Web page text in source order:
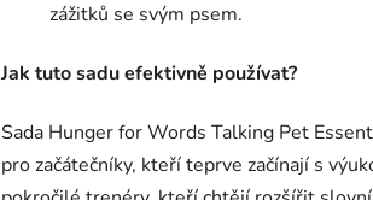
zážitků se svým psem.
Jak tuto sadu efektivně používat?
Sada Hunger for Words Talking Pet
pro začátečníky, kteří teprve začínají s